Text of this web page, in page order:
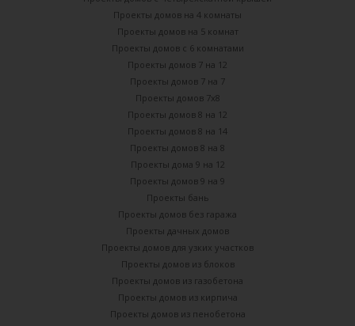
Проекты домов на 4 комнаты
Проекты домов на 5 комнат
Проекты домов с 6 комнатами
Проекты домов 7 на 12
Проекты домов 7 на 7
Проекты домов 7х8
Проекты домов 8 на 12
Проекты домов 8 на 14
Проекты домов 8 на 8
Проекты дома 9 на 12
Проекты домов 9 на 9
Проекты бань
Проекты домов без гаража
Проекты дачных домов
Проекты домов для узких участков
Проекты домов из блоков
Проекты домов из газобетона
Проекты домов из кирпича
Проекты домов из пенобетона